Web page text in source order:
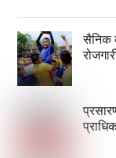
सैनिक